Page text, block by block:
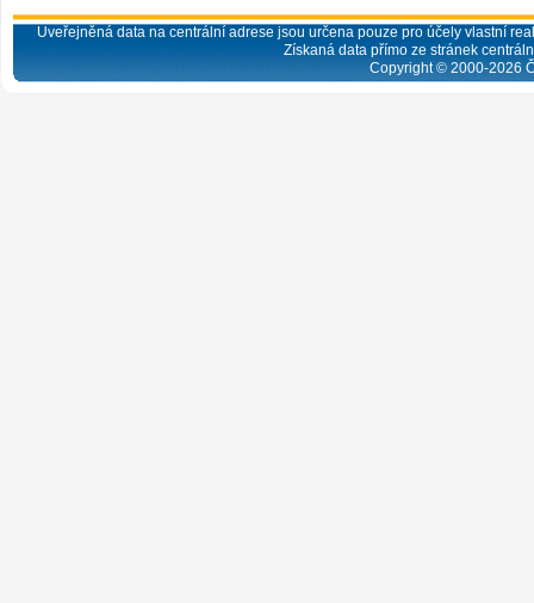
Uveřejněná data na centrální adrese jsou určena pouze pro účely vlastní
Získaná data přímo ze stránek
Copyright © 2000-2026